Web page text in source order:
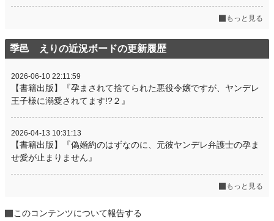
もっと見る
季邑 えりの近況ボードの更新履歴
2026-06-10 22:11:59
【書籍出版】『孕まされて捨てられた悪役令嬢ですが、ヤンデレ
王子様に溺愛されてます!?２』
2026-04-13 10:31:13
【書籍出版】『偽婚約のはずなのに、元彼ヤンデレ弁護士の孕ま
せ愛が止まりません』
もっと見る
このコンテンツについて報告する